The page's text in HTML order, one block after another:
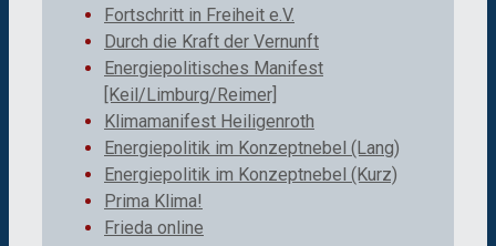
Fortschritt in Freiheit e.V.
Durch die Kraft der Vernunft
Energiepolitisches Manifest
[Keil/Limburg/Reimer]
Klimamanifest Heiligenroth
Energiepolitik im Konzeptnebel (Lang)
Energiepolitik im Konzeptnebel (Kurz)
Prima Klima!
Frieda online